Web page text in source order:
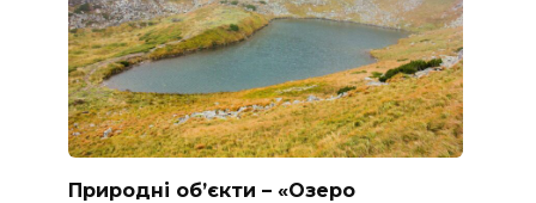
Природні об’єкти – «Озеро